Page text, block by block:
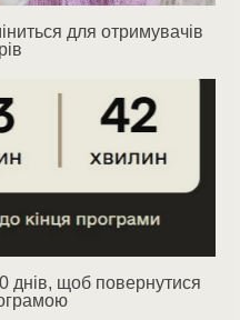
для отримувачів
щоб повернутися